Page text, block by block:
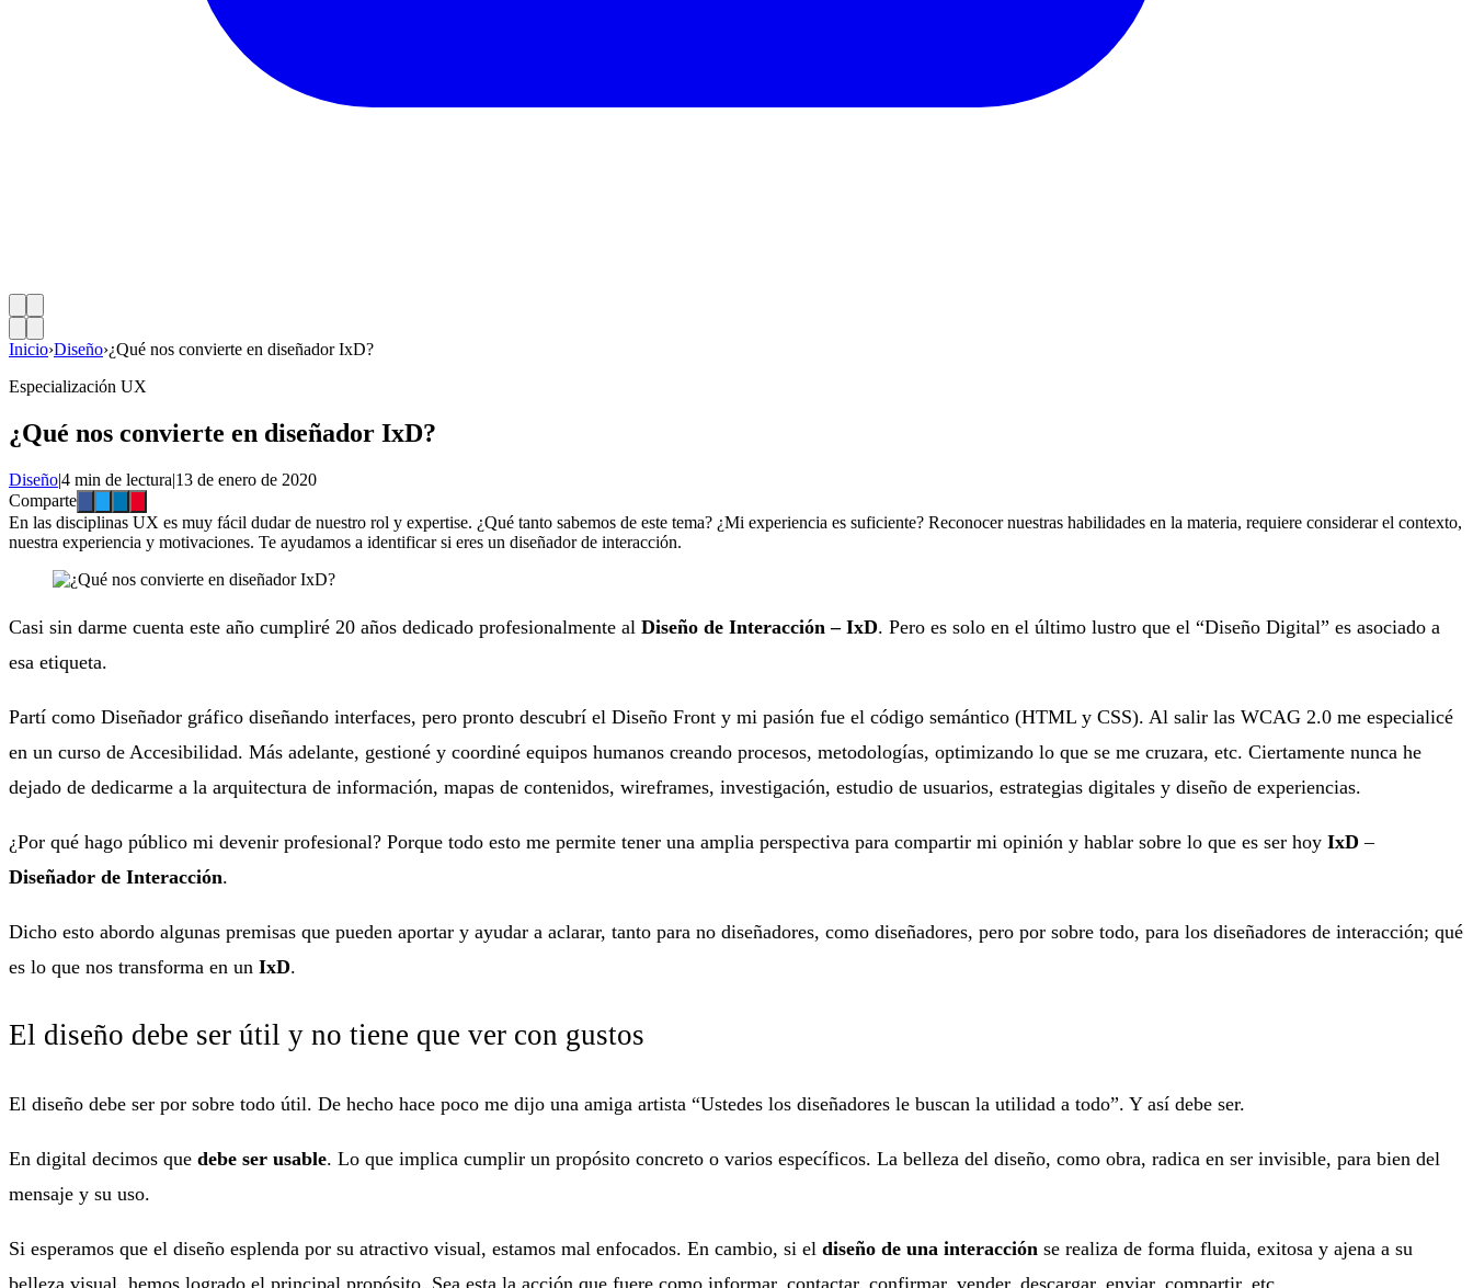
Inicio›Diseño›¿Qué nos convierte en diseñador IxD?
Especialización UX
¿Qué nos convierte en diseñador IxD?
Diseño|4 min de lectura|13 de enero de 2020
Comparte
En las disciplinas UX es muy fácil dudar de nuestro rol y expertise. ¿Qué tanto sabemos de este tema? ¿Mi experiencia es suficiente? Reconocer nuestras habilidades en la materia, requiere considerar el contexto,
nuestra experiencia y motivaciones. Te ayudamos a identificar si eres un diseñador de interacción.
Casi sin darme cuenta este año cumpliré 20 años dedicado profesionalmente al Diseño de Interacción – IxD. Pero es solo en el último lustro que el “Diseño Digital” es asociado a
esa etiqueta.
Partí como Diseñador gráfico diseñando interfaces, pero pronto descubrí el Diseño Front y mi pasión fue el código semántico (HTML y CSS). Al salir las WCAG 2.0 me especialicé
en un curso de Accesibilidad. Más adelante, gestioné y coordiné equipos humanos creando procesos, metodologías, optimizando lo que se me cruzara, etc. Ciertamente nunca he
dejado de dedicarme a la arquitectura de información, mapas de contenidos, wireframes, investigación, estudio de usuarios, estrategias digitales y diseño de experiencias.
¿Por qué hago público mi devenir profesional? Porque todo esto me permite tener una amplia perspectiva para compartir mi opinión y hablar sobre lo que es ser hoy IxD–
Diseñador de Interacción.
Dicho esto abordo algunas premisas que pueden aportar y ayudar a aclarar, tanto para no diseñadores, como diseñadores, pero por sobre todo, para los diseñadores de interacción; qué
es lo que nos transforma en un IxD.
El diseño debe ser útil y no tiene que ver con gustos
El diseño debe ser por sobre todo útil. De hecho hace poco me dijo una amiga artista “Ustedes los diseñadores le buscan la utilidad a todo”. Y así debe ser.
En digital decimos que debe ser usable. Lo que implica cumplir un propósito concreto o varios específicos. La belleza del diseño, como obra, radica en ser invisible, para bien del
mensaje y su uso.
Si esperamos que el diseño esplenda por su atractivo visual, estamos mal enfocados. En cambio, si el diseño de una interacción se realiza de forma fluida, exitosa y ajena a su
belleza visual, hemos logrado el principal propósito. Sea esta la acción que fuere como informar, contactar, confirmar, vender, descargar, enviar, compartir, etc.